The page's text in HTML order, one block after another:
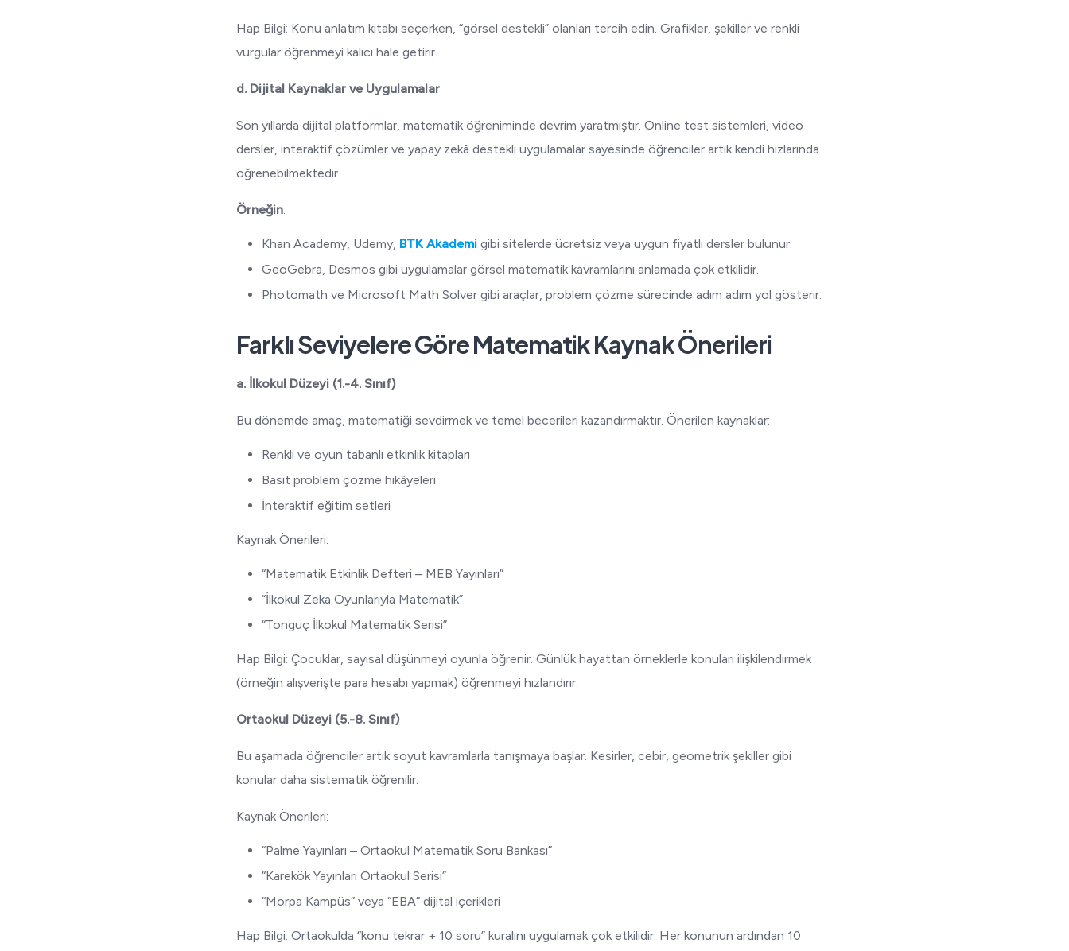
Hap Bilgi: Konu anlatım kitabı seçerken, “görsel destekli” olanları tercih edin. Grafikler, şekiller ve renkli
vurgular öğrenmeyi kalıcı hale getirir.
d. Dijital Kaynaklar ve Uygulamalar
Son yıllarda dijital platformlar, matematik öğreniminde devrim yaratmıştır. Online test sistemleri, video
dersler, interaktif çözümler ve yapay zekâ destekli uygulamalar sayesinde öğrenciler artık kendi hızlarında
öğrenebilmektedir.
Örneğin:
Khan Academy, Udemy, BTK Akademigibi sitelerde ücretsiz veya uygun fiyatlı dersler bulunur.
GeoGebra, Desmos gibi uygulamalar görsel matematik kavramlarını anlamada çok etkilidir.
Photomath ve Microsoft Math Solver gibi araçlar, problem çözme sürecinde adım adım yol gösterir.
Farklı Seviyelere Göre Matematik Kaynak Önerileri
a. İlkokul Düzeyi (1.-4. Sınıf)
Bu dönemde amaç, matematiği sevdirmek ve temel becerileri kazandırmaktır. Önerilen kaynaklar:
Renkli ve oyun tabanlı etkinlik kitapları
Basit problem çözme hikâyeleri
İnteraktif eğitim setleri
Kaynak Önerileri:
“Matematik Etkinlik Defteri – MEB Yayınları”
“İlkokul Zeka Oyunlarıyla Matematik”
“Tonguç İlkokul Matematik Serisi”
Hap Bilgi: Çocuklar, sayısal düşünmeyi oyunla öğrenir. Günlük hayattan örneklerle konuları ilişkilendirmek
(örneğin alışverişte para hesabı yapmak) öğrenmeyi hızlandırır.
Ortaokul Düzeyi (5.-8. Sınıf)
Bu aşamada öğrenciler artık soyut kavramlarla tanışmaya başlar. Kesirler, cebir, geometrik şekiller gibi
konular daha sistematik öğrenilir.
Kaynak Önerileri:
“Palme Yayınları – Ortaokul Matematik Soru Bankası”
“Karekök Yayınları Ortaokul Serisi”
“Morpa Kampüs” veya “EBA” dijital içerikleri
Hap Bilgi: Ortaokulda “konu tekrar + 10 soru” kuralını uygulamak çok etkilidir. Her konunun ardından 10